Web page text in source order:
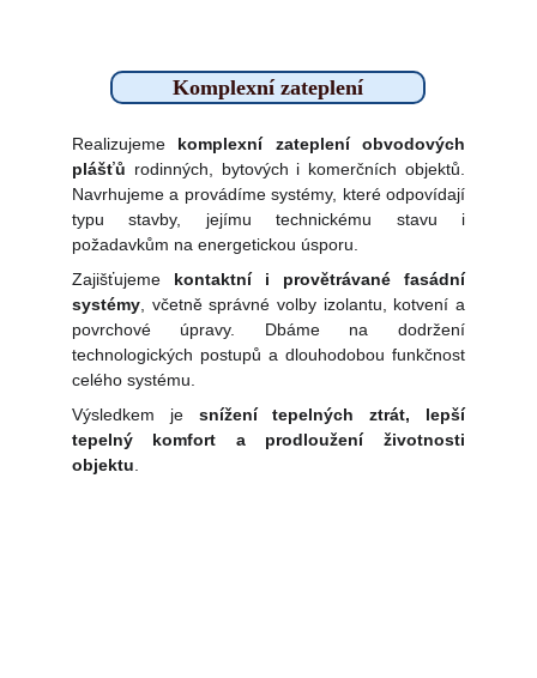
Komplexní zateplení
Realizujeme komplexní zateplení obvodových
plášťů rodinných, bytových i komerčních objektů.
Navrhujeme a provádíme systémy, které odpovídají
typu stavby, jejímu technickému stavu i
požadavkům na energetickou úsporu.
Zajišťujeme kontaktní i provětrávané fasádní
systémy , včetně správné volby izolantu, kotvení a
povrchové úpravy. Dbáme na dodržení
technologických postupů a dlouhodobou funkčnost
celého systému.
Výsledkem je snížení tepelných ztrát, lepší
tepelný komfort a prodloužení životnosti
objektu